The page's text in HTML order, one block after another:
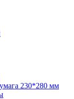
230*280 мм